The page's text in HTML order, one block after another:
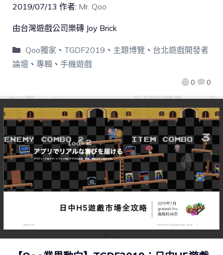
2019/07/13 作者: Mr. Qoo
0 0
由台灣遊戲公司樂磚 Joy Brick
Qoo獨家 、 TGDF2019 、 主題博覽 、 台北遊戲開發者
論壇 、 專輯 、 手機遊戲